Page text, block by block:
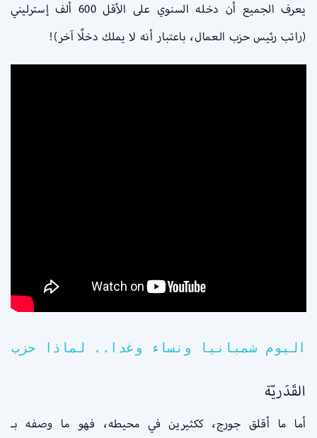
يعرف الجميع أن دخله السنوي على الأقل 600 ألف إسترليني
(راتب رئيس حزب العمال، باعتبار أنه لا يملك دخلًا آخر)!
اليوم شمبانيا ونساء وغدا.. لماذا
القَدَريّة
أما ما أقلق جورج، ككثيرين في محيطه، فهو ما وصفه بـ